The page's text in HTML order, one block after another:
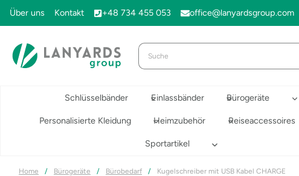
Zum
Inhalt
Über uns Kontakt +48 734 455 053 office@lanyardsgroup.com
Schlüsselbänder Einlassbänder Bürogeräte
Personalisierte Kleidung Heimzubehör Reiseaccessoires
Sportartikel
Home / Bürogeräte / Bürobedarf / Kugelschreiber mit USB Kabel CHARGE